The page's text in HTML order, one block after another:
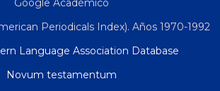
Google Académico
Periodicals Index). Años 1970-1992
Language Association Database
Novum testamentum